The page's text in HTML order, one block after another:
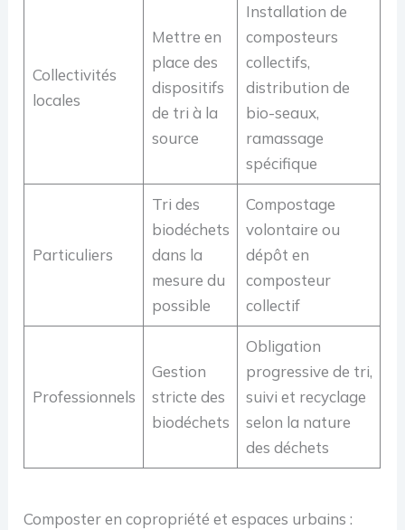
Collectivités
locales
Mettre en
place des
dispositifs
de tri à la
source
Installation de
composteurs
collectifs,
distribution de
bio-seaux,
ramassage
spécifique
Particuliers
Tri des
biodéchets
dans la
mesure du
possible
Compostage
volontaire ou
dépôt en
composteur
collectif
Professionnels
Gestion
stricte des
biodéchets
Obligation
progressive de tri,
suivi et recyclage
selon la nature
des déchets
Composter en copropriété et espaces urbains :